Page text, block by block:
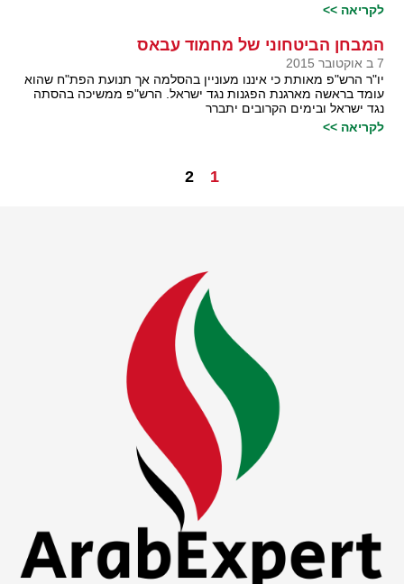
לקריאה >>
המבחן הביטחוני של מחמוד עבאס
7 ב אוקטובר 2015
יו"ר הרש"פ מאותת כי איננו מעוניין בהסלמה אך תנועת הפת"ח שהוא
עומד בראשה מארגנת הפגנות נגד ישראל. הרש"פ ממשיכה בהסתה
נגד ישראל ובימים הקרובים יתברר
לקריאה >>
1
2